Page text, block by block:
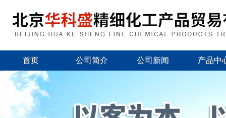
首页 公司简介 公司新闻 产品中